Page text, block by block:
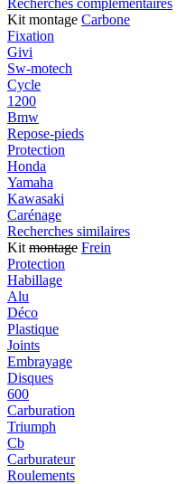
Kit montage Carbone
Fixation
Givi
Sw-motech
Cycle
1200
Bmw
Repose-pieds
Protection
Honda
Yamaha
Kawasaki
Carénage
Recherches similaires
Kit montage Frein
Protection
Habillage
Alu
Déco
Plastique
Joints
Embrayage
Disques
600
Carburation
Triumph
Cb
Carburateur
Roulements